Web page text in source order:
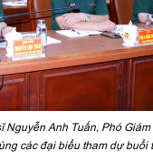
Nguyễn Anh Tuấn, Phó
các đại biểu tham dự buổi